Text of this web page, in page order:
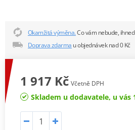
Okamžitá výměna.Co vám nebude,
Doprava zdarma u objednávek nad 0 Kč
1 917 Kč Včetně DPH
Skladem u dodavatele, u vás